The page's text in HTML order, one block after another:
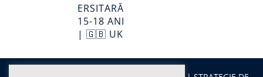
ERSITARĂ
15-18 ANI
| 🇬🇧 UK